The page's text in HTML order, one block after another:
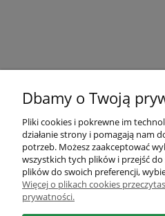
Moje
Dbamy o Twoją
Pliki cookies i pokrewne im
działanie strony i pomagają nam
potrzeb. Możesz zaakceptować
wszystkich tych plików i przejść
plików do swoich preferencji,
Więcej o plikach cookies
prywatności.